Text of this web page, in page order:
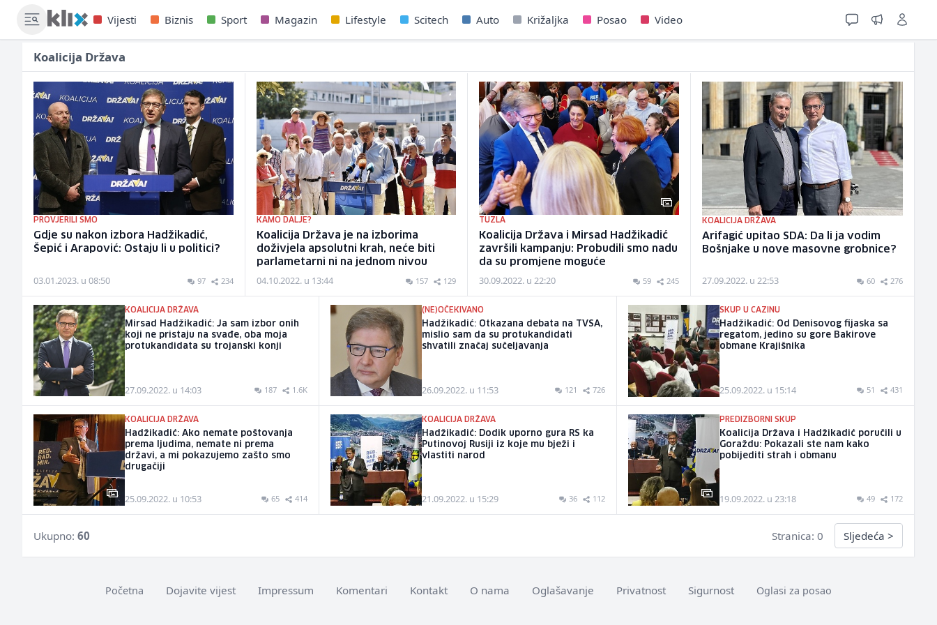
Vijesti Biznis Sport Magazin Lifestyle Scitech Auto Križaljka Posao Video
Koalicija Država
PROVJERILI SMO
Gdje su nakon izbora Hadžikadić,
Šepić i Arapović: Ostaju li u politici?
03.01.2023. u 08:50 97 234
KAMO DALJE?
Koalicija Država je na izborima
doživjela apsolutni krah, neće biti
parlametarni ni na jednom nivou
04.10.2022. u 13:44 157 129
TUZLA
Koalicija Država i Mirsad Hadžikadić
završili kampanju: Probudili smo nadu
da su promjene moguće
30.09.2022. u 22:20 59 245
KOALICIJA DRŽAVA
Arifagić upitao SDA: Da li ja vodim
Bošnjake u nove masovne grobnice?
27.09.2022. u 22:53 60 276
KOALICIJA DRŽAVA
Mirsad Hadžikadić: Ja sam izbor onih
koji ne pristaju na svađe, oba moja
protukandidata su trojanski konji
27.09.2022. u 14:03 187 1.6K
(NE)OČEKIVANO
Hadžikadić: Otkazana debata na TVSA,
mislio sam da su protukandidati
shvatili značaj sučeljavanja
26.09.2022. u 11:53 121 726
SKUP U CAZINU
Hadžikadić: Od Denisovog fijaska sa
regatom, jedino su gore Bakirove
obmane Krajišnika
25.09.2022. u 15:14 51 431
KOALICIJA DRŽAVA
Hadžikadić: Ako nemate poštovanja
prema ljudima, nemate ni prema
državi, a mi pokazujemo zašto smo
drugačiji
25.09.2022. u 10:53 65 414
KOALICIJA DRŽAVA
Hadžikadić: Dodik uporno gura RS ka
Putinovoj Rusiji iz koje mu bježi i
vlastiti narod
21.09.2022. u 15:29 36 112
PREDIZBORNI SKUP
Koalicija Država i Hadžikadić poručili u
Goraždu: Pokazali ste nam kako
pobijediti strah i obmanu
19.09.2022. u 23:18 49 172
Ukupno: 60 Stranica: 0 Sljedeća >
Početna Dojavite vijest Impressum Komentari Kontakt O nama Oglašavanje Privatnost Sigurnost Oglasi za posao